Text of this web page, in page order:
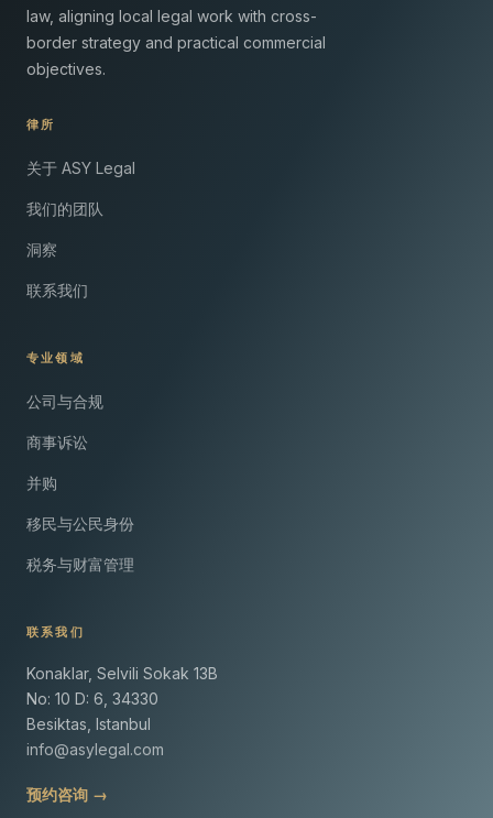
law, aligning local legal work with cross-
border strategy and practical commercial
objectives.
律所
关于 ASY Legal
我们的团队
洞察
联系我们
专业领域
公司与合规
商事诉讼
并购
移民与公民身份
税务与财富管理
联系我们
Konaklar, Selvili Sokak 13B
No: 10 D: 6, 34330
Besiktas, Istanbul
info@asylegal.com
预约咨询 →